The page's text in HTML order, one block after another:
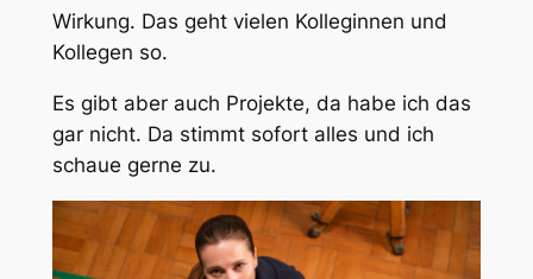
Wirkung. Das geht vielen Kolleginnen und
Kollegen so.
Es gibt aber auch Projekte, da habe ich das
gar nicht. Da stimmt sofort alles und ich
schaue gerne zu.